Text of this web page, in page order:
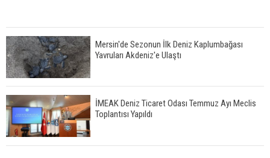
Mersin'de Sezonun İlk Deniz Kaplumbağası
Yavruları Akdeniz'e Ulaştı
İMEAK Deniz Ticaret Odası Temmuz Ayı Meclis
Toplantısı Yapıldı